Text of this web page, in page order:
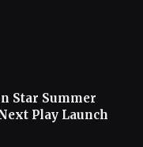
Star Summer
Play Launch